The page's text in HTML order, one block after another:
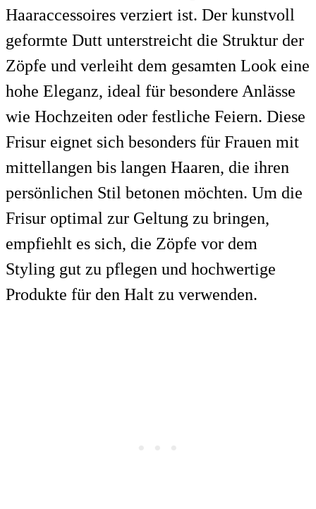
Haaraccessoires verziert ist. Der kunstvoll
geformte Dutt unterstreicht die Struktur der
Zöpfe und verleiht dem gesamten Look eine
hohe Eleganz, ideal für besondere Anlässe
wie Hochzeiten oder festliche Feiern. Diese
Frisur eignet sich besonders für Frauen mit
mittellangen bis langen Haaren, die ihren
persönlichen Stil betonen möchten. Um die
Frisur optimal zur Geltung zu bringen,
empfiehlt es sich, die Zöpfe vor dem
Styling gut zu pflegen und hochwertige
Produkte für den Halt zu verwenden.